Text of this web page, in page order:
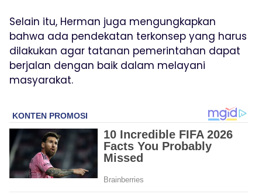
Selain itu, Herman juga mengungkapkan
bahwa ada pendekatan terkonsep yang harus
dilakukan agar tatanan pemerintahan dapat
berjalan dengan baik dalam melayani
masyarakat.